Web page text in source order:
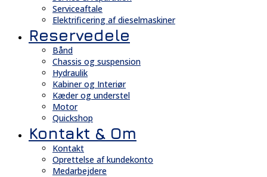
Serviceaftale
Elektrificering af dieselmaskiner
Reservedele
Bånd
Chassis og suspension
Hydraulik
Kabiner og Interiør
Kæder og understel
Motor
Quickshop
Kontakt & Om
Kontakt
Oprettelse af kundekonto
Medarbejdere